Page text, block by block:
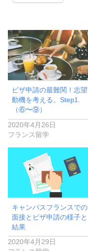
ビザ申請の最難関！志望
動機を考える。Step1.
（⑥〜⑨）
2020年4月26日
フランス留学
キャンパスフランスでの
面接とビザ申請の様子と
結果
2020年4月29日